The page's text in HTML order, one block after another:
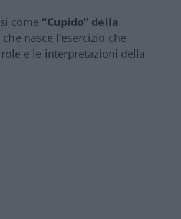
come“Cupido” della
nasce l’esercizio che
e le interpretazioni della